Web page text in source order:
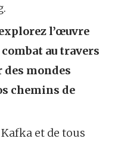
l’œuvre
combat au travers
des mondes
chemins de
et de tous